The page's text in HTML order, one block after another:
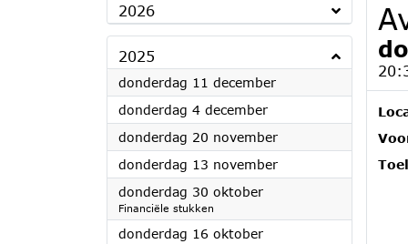
2026
2025
donderdag 11 december2025
donderdag 4 december2025
donderdag 20 november2025
donderdag 13 november2025
donderdag 30 oktober2025
Financiële stukken
donderdag 16 oktober2025